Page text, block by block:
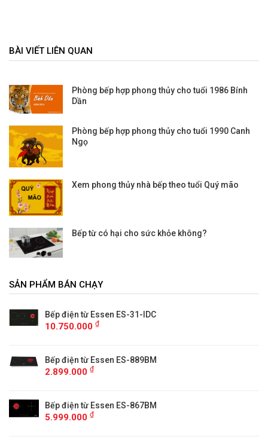
BÀI VIẾT LIÊN QUAN
Phòng bếp hợp phong thủy cho tuổi 1986 Bính
Dần
Phòng bếp hợp phong thủy cho tuổi 1990 Canh
Ngọ
Xem phong thủy nhà bếp theo tuổi Quý mão
Bếp từ có hại cho sức khỏe không?
SẢN PHẨM BÁN CHẠY
Bếp điện từ Essen ES-31-IDC
10.750.000 ₫
Bếp điện từ Essen ES-889BM
2.899.000 ₫
Bếp điện từ Essen ES-867BM
5.999.000 ₫